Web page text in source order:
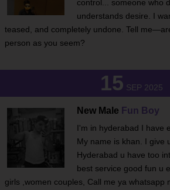
control... someone who
understands desire. I
teased, and completely undone. Tell
person as you seem?
15 SEP 2025
New Male Fun Boy
I'm in hyderabad I have
My name is khan. I give
Hyderabad u have too
best service good fun u
girls ,women couples, Call me ya whatsapp